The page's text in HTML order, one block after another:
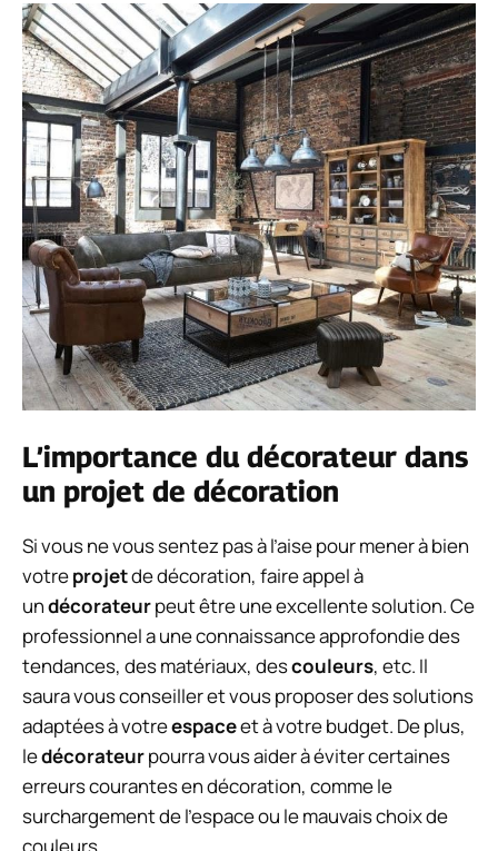
L’importance du décorateur dans
un projet de décoration
Si vous ne vous sentez pas à l’aise pour mener à bien
votreprojetde décoration, faire appel à
undécorateurpeut être une excellente solution. Ce
professionnel a une connaissance approfondie des
tendances, des matériaux, descouleurs, etc. Il
saura vous conseiller et vous proposer des solutions
adaptées à votreespaceet à votre budget. De plus,
ledécorateurpourra vous aider à éviter certaines
erreurs courantes en décoration, comme le
surchargement de l’espace ou le mauvais choix de
couleurs.